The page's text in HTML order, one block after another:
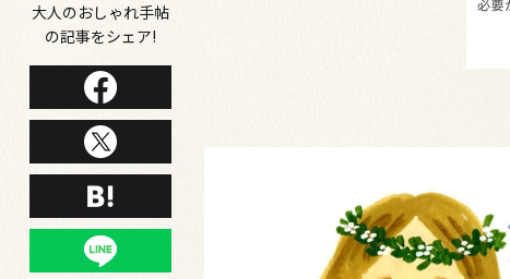
大人のおしゃれ手帖
の記事をシェア!